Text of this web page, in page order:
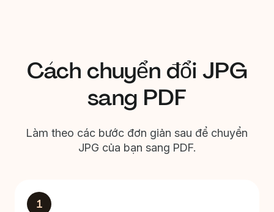
Cách chuyển đổi JPG
sang PDF
Làm theo các bước đơn giản sau để chuyển
JPG của bạn sang PDF.
1